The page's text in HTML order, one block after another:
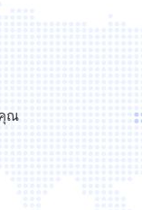
คุณ